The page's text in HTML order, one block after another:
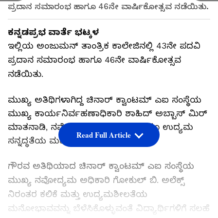
ಪ್ರದಾನ ಸಮಾರಂಭ ಹಾಗೂ 46ನೇ ವಾರ್ಷಿಕೋತ್ಸವ ನಡೆಯಿತು.
ಕನ್ನಡಪ್ರಭ ವಾರ್ತೆ ಭಟ್ಕಳ
ಇಲ್ಲಿಯ ಅಂಜುಮನ್ ತಾಂತ್ರಿಕ ಕಾಲೇಜಿನಲ್ಲಿ 43ನೇ ಪದವಿ
ಪ್ರದಾನ ಸಮಾರಂಭ ಹಾಗೂ 46ನೇ ವಾರ್ಷಿಕೋತ್ಸವ
ನಡೆಯಿತು.
ಮುಖ್ಯ ಅತಿಥಿಗಳಾಗಿದ್ದ ಚಿನಾರ್ ಕ್ವಾಂಟಮ್ ಎಐ ಸಂಸ್ಥೆಯ
ಮುಖ್ಯ ಕಾರ್ಯನಿರ್ವಹಣಾಧಿಕಾರಿ ಶಾಹಿದ್ ಅಬ್ಬಾಸ್ ಮಿರ್
ಮಾತನಾಡಿ, ನವೋದ್ಯಮ, ತಂತ್ರಜ್ಞಾನ ಹಾಗೂ ಉದ್ಯಮ
ಸನ್ನದ್ಧತೆಯ ಮಹತ್ವ ವಿವರಿಸಿದರು.
ಗೌರವ ಅತಿಥಿಯಾದ ಚಿನಾರ್ ಕ್ವಾಂಟಮ್ ಎಐ ಸಂಸ್ಥೆಯ
ಮುಖ್ಯ ನವೋದ್ಯಮ ಅಧಿಕಾರಿ ಗೋಕುಲ್ ಬಿ. ಅಲೆಕ್ಸ್
ನಿರಂತರ ಕಲಿಕೆ ಮತ್ತು ಉದ್ಯಮಶೀಲತೆಯ
ಮನೋಭಾವವನ್ನು ಬೆಳೆಸಿಕೊಳ್ಳುವಂತೆ ವಿದ್ಯಾರ್ಥಿಗಳಿಗೆ ಸಲಹೆ
Read Full Article